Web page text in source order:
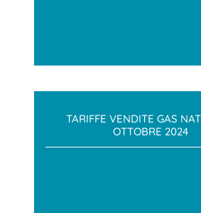
TARIFFE VENDITE GAS
OTTOBRE 2024